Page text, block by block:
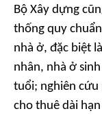
Bộ Xây dựng
thống quy
nhà ở, đặc biệt
nhân, nhà ở
tuổi; nghiên cứu
cho thuê dài